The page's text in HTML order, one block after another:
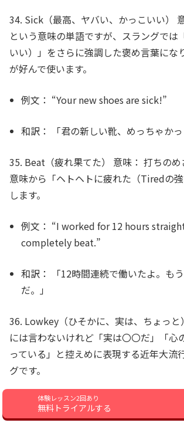
体験レッスン2回あり
無料トライアルする
34. Sick（最高、ヤバい、かっこいい）
という意味の単語ですが、スラングでは
いい）」をさらに強調した褒め言葉にな
が好んで使います。
例文： “Your new shoes aresick!”
和訳： 「君の新しい靴、めっちゃかっ
35. Beat（疲れ果てた） 意味： 打ちのめ
意味から「ヘトヘトに疲れた（Tiredの
します。
例文： “I worked for 12 hours
completely beat.”
和訳：
「12時間連続で働いたよ。も
だ。」
36. Lowkey（ひそかに、実は、ちょっと）
には言わないけれど「実は〇〇だ」「心
っている」と控えめに表現する近年大流
グです。
例文：“Ilowkeywant to go home